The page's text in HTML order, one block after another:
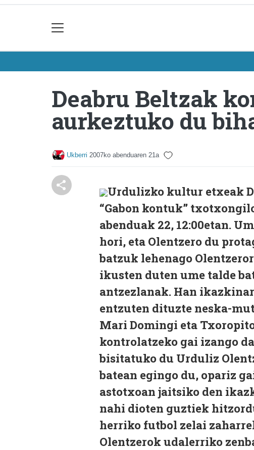
Deabru Beltzak
aurkeztuko du
Ukberri 2007ko abenduaren 21a
Urdulizko kultur etxeak
“Gabon kontuk”
abenduak 22, 12:00etan.
hori, eta Olentzero du
batzuk lehenago
ikusten duten ume talde
antzezlanak. Han
entzuten dituzte neska-
Mari Domingi eta
kontrolatzeko gai izango
bisitatuko du Urduliz
batean egingo du, opariz
astotxoan jaitsiko den
nahi dioten guztiek
herriko futbol zelai
Olentzerok udalerriko